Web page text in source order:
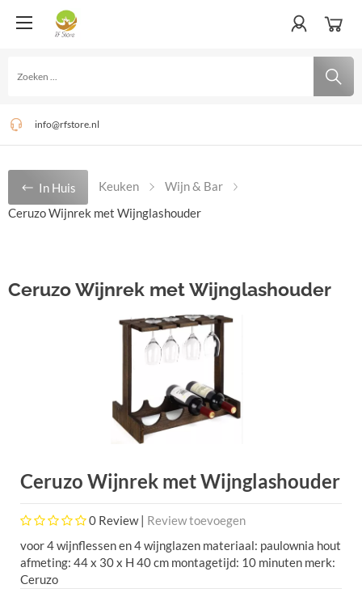
Ruime keuze
Snelle levering - Gratis verzending vanaf €100,-
info@rfstore.nl
In Huis Keuken
Wijn & Bar
Ceruzo Wijnrek met Wijnglashouder
Ceruzo Wijnrek met Wijnglashouder
Ceruzo Wijnrek met Wijnglashouder
0 Review | Review toevoegen
voor 4 wijnflessen en 4 wijnglazen materiaal: paulownia hout
afmeting: 44 x 30 x H 40 cm montagetijd: 10 minuten merk:
Ceruzo